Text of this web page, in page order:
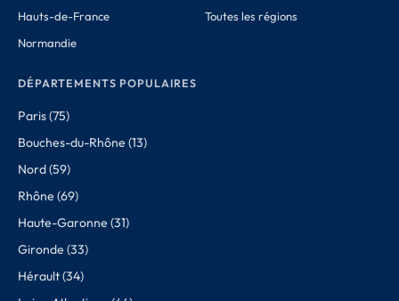
Hauts-de-France
Normandie
Toutes les régions
DÉPARTEMENTS POPULAIRES
Paris (75)
Bouches-du-Rhône (13)
Nord (59)
Rhône (69)
Haute-Garonne (31)
Gironde (33)
Hérault (34)